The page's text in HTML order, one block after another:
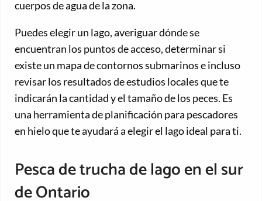
cuerpos de agua de la zona.
Puedes elegir un lago, averiguar dónde se
encuentran los puntos de acceso, determinar si
existe un mapa de contornos submarinos e incluso
revisar los resultados de estudios locales que te
indicarán la cantidad y el tamaño de los peces. Es
una herramienta de planificación para pescadores
en hielo que te ayudará a elegir el lago ideal para ti.
Pesca de trucha de lago en el sur
de Ontario